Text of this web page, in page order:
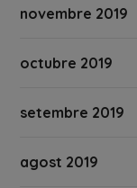
novembre 2019
octubre 2019
setembre 2019
agost 2019